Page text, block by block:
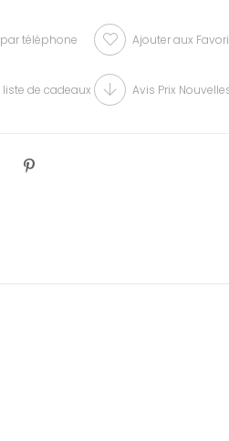
téléphone Ajouter aux
de cadeaux Avis Prix